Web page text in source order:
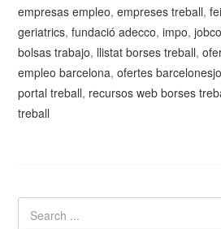
empresas empleo,empreses treball,
geriatrics,fundació adecco,impo,
bolsas trabajo, llistat borses treball,
empleo barcelona,ofertes
portal treball, recursos web borses
treball